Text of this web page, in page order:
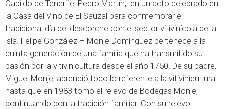
Cabildo de Tenerife, Pedro Martín, en un acto celebrado en
la Casa del Vino de El Sauzal para conmemorar el
tradicional día del descorche con el sector vitivinícola de la
isla. Felipe González – Monje Domínguez pertenece a la
quinta generación de una familia que ha transmitido su
pasión por la vitivinicultura desde el año 1750. De su padre,
Miguel Monje, aprendió todo lo referente a la vitivinicultura
hasta que en 1983 tomó el relevo de Bodegas Monje,
continuando con la tradición familiar. Con su relevo